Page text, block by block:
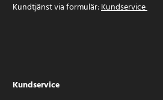
Kundtjänst via formulär:Kundservice
Kundservice